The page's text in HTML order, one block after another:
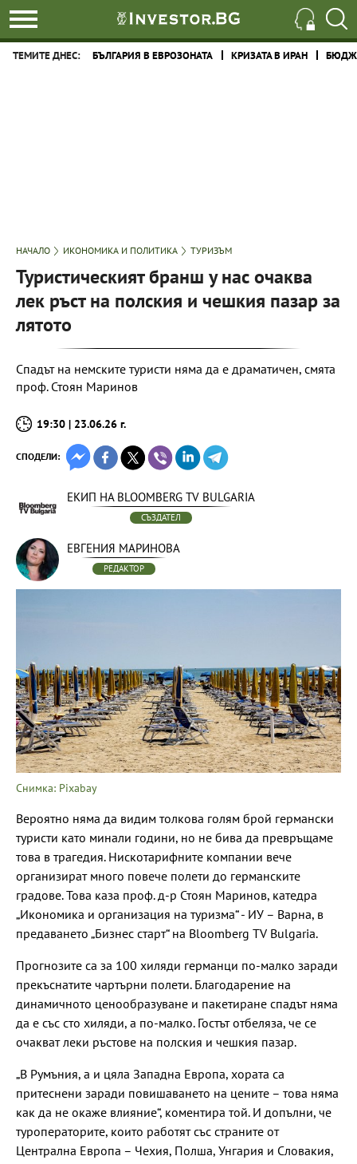
ТЕМИТЕ ДНЕС: БЪЛГАРИЯ В ЕВРОЗОНАТА КРИЗАТА В ИРАН
НАЧАЛО ИКОНОМИКА И ПОЛИТИКА ТУРИЗЪМ
Туристическият бранш у нас очаква
лек ръст на полския и чешкия пазар за
лятото
Спадът на немските туристи няма да е драматичен, смята
проф. Стоян Маринов
19:30 | 23.06.26 г.
СПОДЕЛИ:
ЕКИП НА BLOOMBERG TV BULGARIA
СЪЗДАТЕЛ
ЕВГЕНИЯ МАРИНОВА
РЕДАКТОР
Снимка: Pixabay
Вероятно няма да видим толкова голям брой германски
туристи като минали години, но не бива да превръщаме
това в трагедия. Нискотарифните компании вече
организират много повече полети до германските
градове. Това каза проф. д-р Стоян Маринов, катедра
„Икономика и организация на туризма“ - ИУ – Варна, в
предаването „Бизнес старт“ на Bloomberg TV Bulgaria.
Прогнозите са за 100 хиляди германци по-малко заради
прекъснатите чартърни полети. Благодарение на
динамичното ценообразуване и пакетиране спадът няма
да е със сто хиляди, а по-малко. Гостът отбеляза, че се
очакват леки ръстове на полския и чешкия пазар.
„В Румъния, а и цяла Западна Европа, хората са
притеснени заради повишаването на цените – това няма
как да не окаже влияние“, коментира той. И допълни, че
туроператорите, които работят със страните от
Централна Европа – Чехия, Полша, Унгария и Словакия,